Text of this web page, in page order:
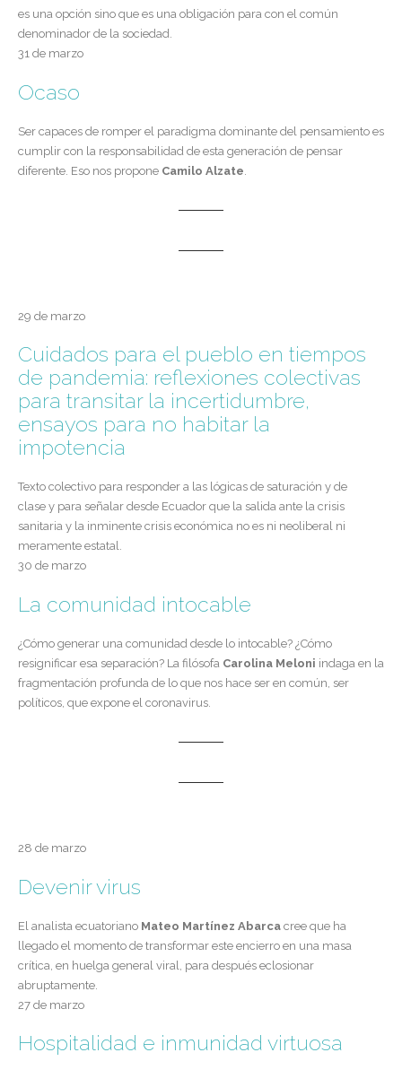
es una opción sino que es una obligación para con el común
denominador de la sociedad.
31 de marzo
Ocaso
Ser capaces de romper el paradigma dominante del pensamiento es
cumplir con la responsabilidad de esta generación de pensar
diferente. Eso nos propone Camilo Alzate
29 de marzo
Cuidados para el pueblo en tiempos
de pandemia: reflexiones colectivas
para transitar la incertidumbre,
ensayos para no habitar la
impotencia
Texto colectivo para responder a las lógicas de saturación y de
clase y para señalar desde Ecuador que la salida ante la crisis
sanitaria y la inminente crisis económica no es ni neoliberal ni
meramente estatal.
30 de marzo
La comunidad intocable
¿Cómo generar una comunidad desde lo intocable? ¿Cómo
resignificar esa separación? La filósofa Carolina Meloni indaga en la
fragmentación profunda de lo que nos hace ser en común, ser
políticos, que expone el coronavirus.
28 de marzo
Devenir virus
El analista ecuatoriano Mateo Martínez Abarca cree que ha
llegado el momento de transformar este encierro en una masa
crítica, en huelga general viral, para después eclosionar
abruptamente.
27 de marzo
Hospitalidad e inmunidad virtuosa